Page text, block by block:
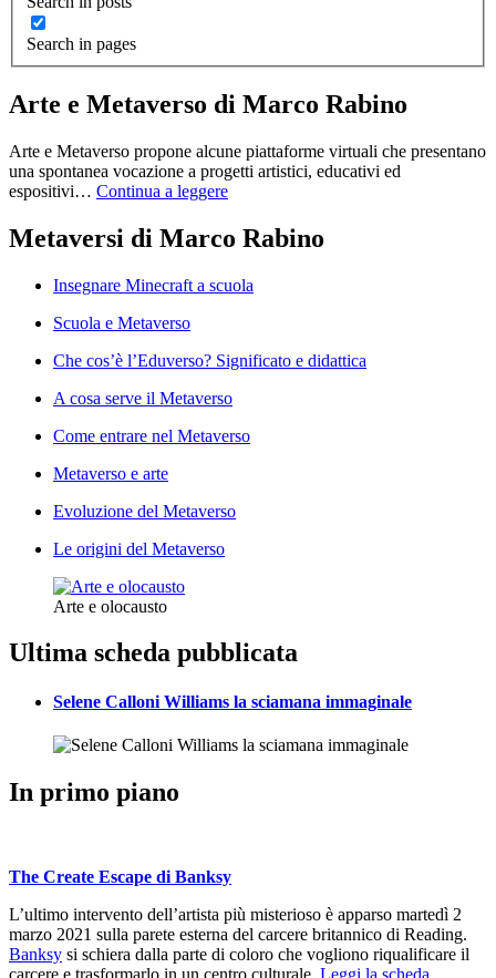
Search in pages
Arte e Metaverso di Marco Rabino
Arte e Metaverso propone alcune piattaforme virtuali che presentano
una spontanea vocazione a progetti artistici, educativi ed
espositivi… Continua a leggere
Metaversi di Marco Rabino
Insegnare Minecraft a scuola
Scuola e Metaverso
Che cos’è l’Eduverso? Significato e didattica
A cosa serve il Metaverso
Come entrare nel Metaverso
Metaverso e arte
Evoluzione del Metaverso
Le origini del Metaverso
Arte e olocausto
Ultima scheda pubblicata
Selene Calloni Williams la sciamana immaginale
In primo piano
The Create Escape di Banksy
L’ultimo intervento dell’artista più misterioso è apparso martedì 2
marzo 2021 sulla parete esterna del carcere britannico di Reading.
Banksy si schiera dalla parte di coloro che vogliono riqualificare il
carcere e trasformarlo in un centro culturale. Leggi la scheda